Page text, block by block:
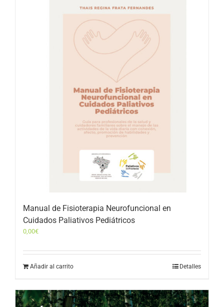
Manual de Fisioterapia Neurofuncional en
Cuidados Paliativos Pediátricos
0,00€
Añadir al carrito Detalles